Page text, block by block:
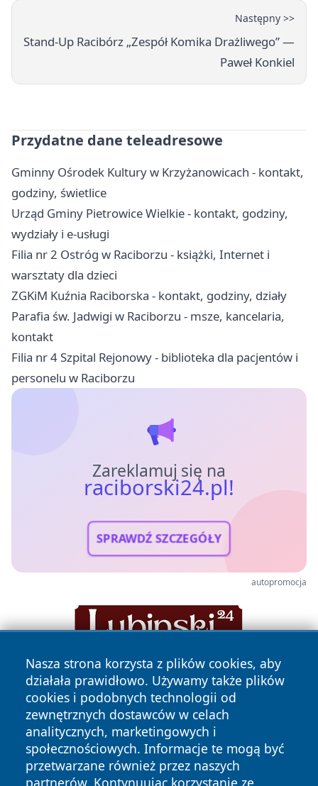
Następny >>
Stand‑Up Racibórz „Zespół Komika Drażliwego” —
Paweł Konkiel
Przydatne dane teleadresowe
Gminny Ośrodek Kultury w Krzyżanowicach - kontakt,
godziny, świetlice
Urząd Gminy Pietrowice Wielkie - kontakt, godziny,
wydziały i e-usługi
Filia nr 2 Ostróg w Raciborzu - książki, Internet i
warsztaty dla dzieci
ZGKiM Kuźnia Raciborska - kontakt, godziny, działy
Parafia św. Jadwigi w Raciborzu - msze, kancelaria,
kontakt
Filia nr 4 Szpital Rejonowy - biblioteka dla pacjentów i
personelu w Raciborzu
Zareklamuj się na
raciborski24.pl!
SPRAWDŹ SZCZEGÓŁY
autopromocja
Nasza strona korzysta z plików cookies, aby
działała prawidłowo. Używamy także plików
cookies i podobnych technologii od
zewnętrznych dostawców w celach
analitycznych, marketingowych i
społecznościowych. Informacje te mogą być
przetwarzane również przez naszych
partnerów. Kontynuując korzystanie ze
Copyright © 2026 raciborski24.pl Wszystkie prawa
zastrzeżone.